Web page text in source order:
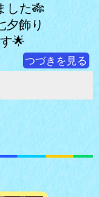
した🎋
夕飾り
🌟
つづきを見る